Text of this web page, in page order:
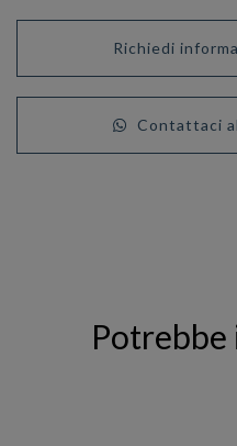
Richiedi
Contattaci